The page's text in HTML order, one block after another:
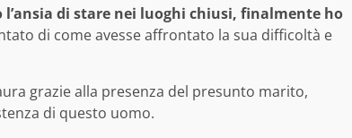
di stare nei luoghi chiusi, finalmente ho
di come avesse affrontato la sua difficoltà e
grazie alla presenza del presunto marito,
di questo uomo.